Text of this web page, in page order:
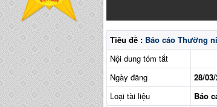
Tiêu đề : Báo cáo Thường
Nội dung tóm tắt
Ngày đăng
28/
Loại tài liệu
Báo